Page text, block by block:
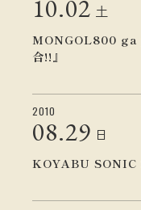
10.02 土
MONGOL800 ga
合!!』
2010
08.29 日
KOYABU SONIC